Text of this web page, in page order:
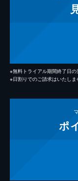
※無料トライアル期間終了日の
※日割りでのご請求はいたしま
ポ